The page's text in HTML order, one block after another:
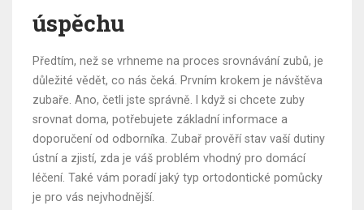
úspěchu
Předtím, než se vrhneme na proces srovnávání zubů, je
důležité vědět, co nás čeká. Prvním krokem je návštěva
zubaře. Ano, četli jste správně. I když si chcete zuby
srovnat doma, potřebujete základní informace a
doporučení od odborníka. Zubař prověří stav vaší dutiny
ústní a zjistí, zda je váš problém vhodný pro domácí
léčení. Také vám poradí jaký typ ortodontické pomůcky
je pro vás nejvhodnější.